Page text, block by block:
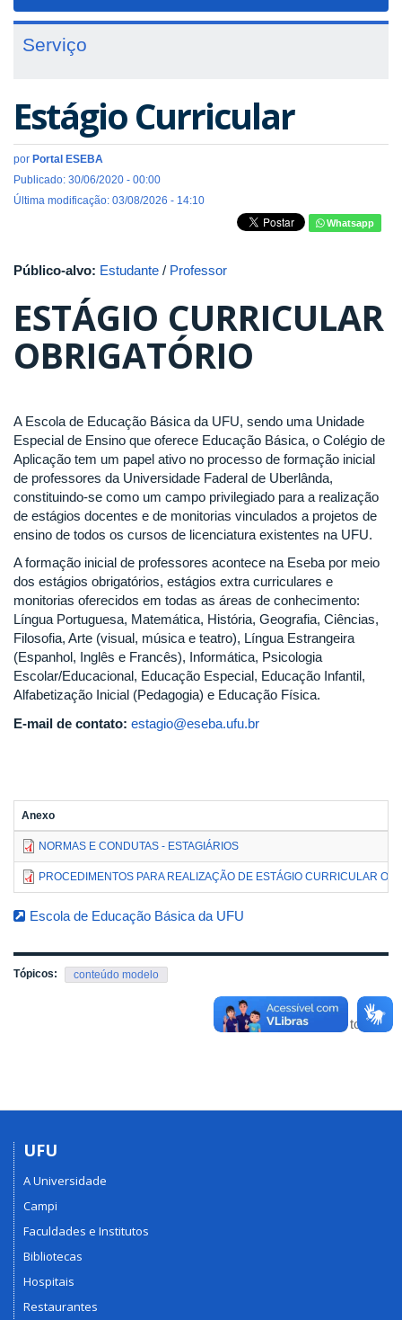
Serviço
Estágio Curricular
por Portal ESEBA
Publicado: 30/06/2020 - 00:00
Última modificação: 03/08/2026 - 14:10
Whatsapp
Público-alvo: Estudante / Professor
ESTÁGIO CURRICULAR
OBRIGATÓRIO
A Escola de Educação Básica da UFU, sendo uma Unidade
Especial de Ensino que oferece Educação Básica, o Colégio de
Aplicação tem um papel ativo no processo de formação inicial
de professores da Universidade Faderal de Uberlânda,
constituindo-se como um campo privilegiado para a realização
de estágios docentes e de monitorias vinculados a projetos de
ensino de todos os cursos de licenciatura existentes na UFU.
A formação inicial de professores acontece na Eseba por meio
dos estágios obrigatórios, estágios extra curriculares e
monitorias oferecidos em todas as áreas de conhecimento:
Língua Portuguesa, Matemática, História, Geografia, Ciências,
Filosofia, Arte (visual, música e teatro), Língua Estrangeira
(Espanhol, Inglês e Francês), Informática, Psicologia
Escolar/Educacional, Educação Especial, Educação Infantil,
Alfabetização Inicial (Pedagogia) e Educação Física.
E-mail de contato: estagio@eseba.ufu.br
Anexo
NORMAS E CONDUTAS - ESTAGIÁRIOS
PROCEDIMENTOS PARA REALIZAÇÃO DE ESTÁGIO CURRICULAR
Escola de Educação Básica da UFU
Tópicos: conteúdo modelo
Voltar para o topo
UFU
A Universidade
Campi
Faculdades e Institutos
Bibliotecas
Hospitais
Restaurantes